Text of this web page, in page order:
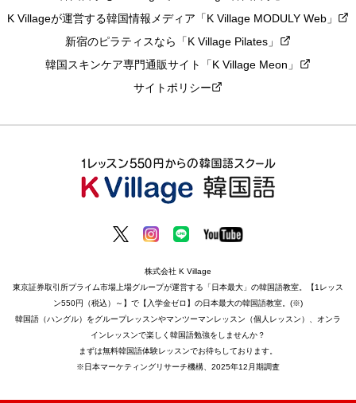
K Villageが運営する韓国情報メディア「K Village MODULY Web」
新宿のピラティスなら「K Village Pilates」
韓国スキンケア専門通販サイト「K Village Meon」
サイトポリシー
株式会社 K Village
東京証券取引所プライム市場上場グループが運営する「日本最大」の韓国語教室。【1レッス
ン550円（税込）～】で【入学金ゼロ】の日本最大の韓国語教室。(※)
韓国語（ハングル）をグループレッスンやマンツーマンレッスン（個人レッスン）、オンラ
インレッスンで楽しく韓国語勉強をしませんか？
まずは無料韓国語体験レッスンでお待ちしております。
※日本マーケティングリサーチ機構、2025年12月期調査